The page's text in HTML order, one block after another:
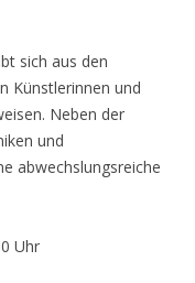
sich aus den
Künstlerinnen und
Neben der
und
abwechslungsreiche
Uhr